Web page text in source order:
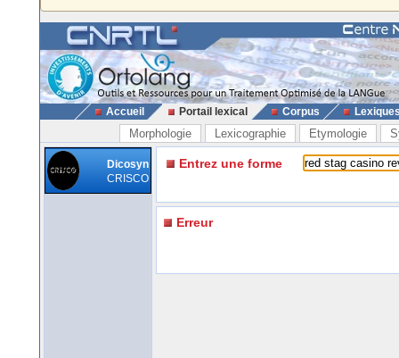
Accueil Portail lexical Corpus
Morphologie Lexicographie Etymologie
Dicosyn
CRISCO
Entrez une forme
Erreur